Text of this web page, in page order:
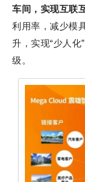
车间，实现互联
利用率，减少模
升，实现“少人
级。